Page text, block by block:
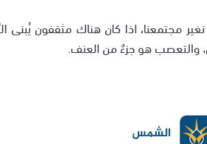
مجتمعنا، اذا كان هناك مثقفون يُبنى
والتعصب هو جزءٌ من العنف.